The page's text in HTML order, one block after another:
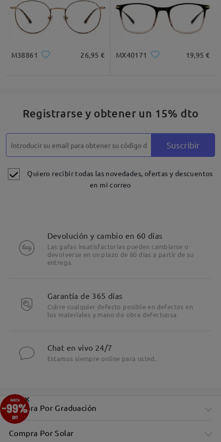
M38861 26,95 € MX40171 19,95 €
Registrarse y obtener un 15% dto
Suscribir
Quiero recibir todas las novedades, ofertas y descuentos
en mi correo
Devolución y cambio en 60 días
Las gafas insatisfactorias pueden cambiarse o
devolverse en un plazo de 60 días a partir de su
entrega.
Garantía de 365 días
Cubre cualquier defecto posible en defectos en
los materiales y mano do obra defectuosa
Chat en vivo 24/7
Estamos siempre online para usted.
Compra Por Graduación
Compra Por Solar
×